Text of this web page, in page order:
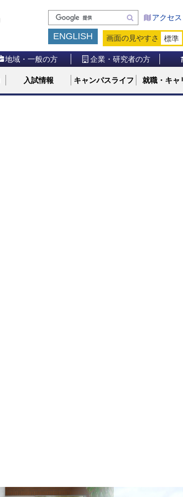
検
索
アクセス
ENGLISH 画面の見やすさ 標準
地域・一般の方 企業・研究者の方
入試情報 キャンパスライフ 就職・キャ